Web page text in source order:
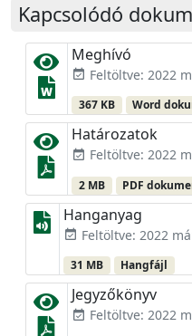
Kapcsolódó
Meghívó
event_available Feltöltve: 2022
367 KB Word
Határozatok
event_available Feltöltve: 2022
2 MB PDF
Hanganyag
event_available Feltöltve: 2022
31 MB Hangfájl
Jegyzőkönyv
event_available Feltöltve: 2022